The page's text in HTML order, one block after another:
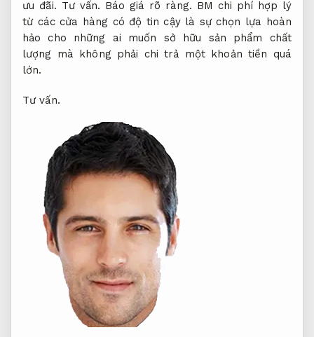
ưu đãi. Tư vấn. Báo giá rõ ràng. BM chi phí hợp lý
từ các cửa hàng có độ tin cậy là sự chọn lựa hoàn
hảo cho những ai muốn sở hữu sản phẩm chất
lượng mà không phải chi trả một khoản tiền quá
lớn.
Tư vấn.